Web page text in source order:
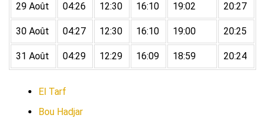
29 Août 04:26 12:30 16:10 19:02 20:27
30 Août 04:27 12:30 16:10 19:00 20:25
31 Août 04:29 12:29 16:09 18:59 20:24
El Tarf
Bou Hadjar